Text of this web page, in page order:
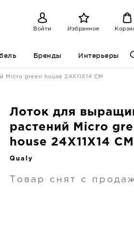
Войти Избранное
Бренды Интерьеры
Micro green house 24X11X14 CM
Лоток для
растений Micro
house 24X11X14 CM
Qualy
Товар снят с